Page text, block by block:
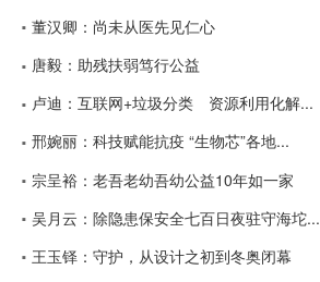
董汉卿：尚未从医先见仁心
唐毅：助残扶弱笃行公益
卢迪：互联网+垃圾分类 资源利用化解...
邢婉丽：科技赋能抗疫 “生物芯”各地...
宗呈裕：老吾老幼吾幼公益10年如一家
吴月云：除隐患保安全七百日夜驻守海坨...
王玉铎：守护，从设计之初到冬奥闭幕